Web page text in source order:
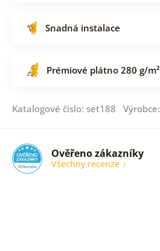
Snadná instalace
Prémiové plátno 280 g/m²
Katalogové číslo: set188 Výrobce:
Ověřeno zákazníky
Všechny recenze